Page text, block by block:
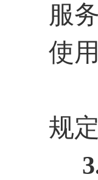
服
使
（
规